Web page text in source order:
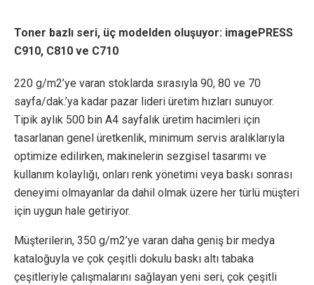
Toner bazlı seri, üç modelden oluşuyor: imagePRESS
C910, C810 ve C710
220 g/m2’ye varan stoklarda sırasıyla 90, 80 ve 70
sayfa/dak.’ya kadar pazar lideri üretim hızları sunuyor.
Tipik aylık 500 bin A4 sayfalık üretim hacimleri için
tasarlanan genel üretkenlik, minimum servis aralıklarıyla
optimize edilirken, makinelerin sezgisel tasarımı ve
kullanım kolaylığı, onları renk yönetimi veya baskı sonrası
deneyimi olmayanlar da dahil olmak üzere her türlü müşteri
için uygun hale getiriyor.
Müşterilerin, 350 g/m2’ye varan daha geniş bir medya
kataloğuyla ve çok çeşitli dokulu baskı altı tabaka
çeşitleriyle çalışmalarını sağlayan yeni seri, çok çeşitli